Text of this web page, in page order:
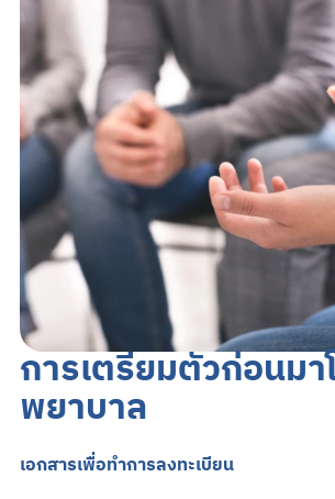
การเตรียมตัวก่อนมา
พยาบาล
เอกสารเพื่อทำการลงทะเบียน